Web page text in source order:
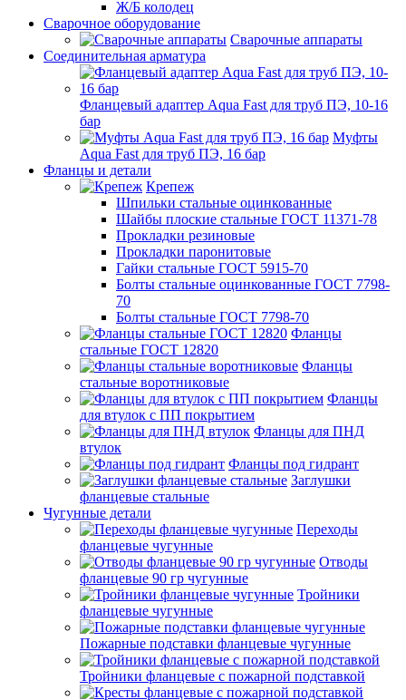
Ж/Б колодец
Сварочное оборудование
Сварочные аппараты
Соединительная арматура
Фланцевый адаптер Aqua Fast для труб ПЭ, 10-16
бар
Муфты
Aqua Fast для труб ПЭ, 16 бар
Фланцы и детали
Крепеж
Шпильки стальные оцинкованные
Шайбы плоские стальные ГОСТ 11371-78
Прокладки резиновые
Прокладки паронитовые
Гайки стальные ГОСТ 5915-70
Болты стальные оцинкованные ГОСТ 7798-
70
Болты стальные ГОСТ 7798-70
Фланцы
стальные ГОСТ 12820
Фланцы
стальные воротниковые
Фланцы
для втулок с ПП покрытием
Фланцы для ПНД
втулок
Фланцы под гидрант
Заглушки
фланцевые стальные
Чугунные детали
Переходы
фланцевые чугунные
Отводы
фланцевые 90 гр чугунные
Тройники
фланцевые чугунные
Пожарные подставки фланцевые чугунные
Тройники фланцевые с пожарной подставкой